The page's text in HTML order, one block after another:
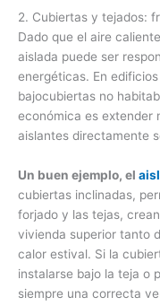
2. Cubiertas y tejados:
Dado que el aire
aislada puede ser
energéticas. En
bajocubiertas no
económica es extender
aislantes directamente
Un buen ejemplo, el
cubiertas inclinadas,
forjado y las tejas,
vivienda superior tanto
calor estival. Si la
instalarse bajo la teja o
siempre una correcta